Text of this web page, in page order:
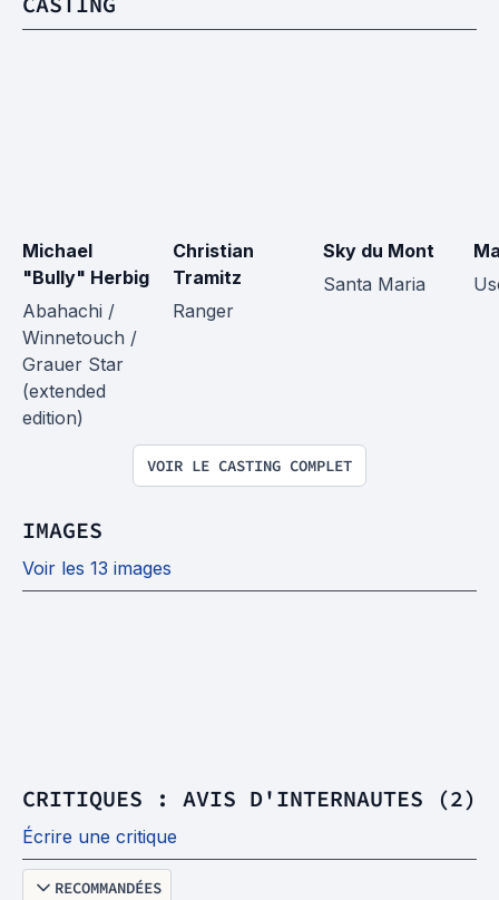
Michael
"Bully" Herbig
Abahachi /
Winnetouch /
Grauer Star
(extended
edition)
Christian
Tramitz
Ranger
Sky du Mont
Santa Maria
VOIR LE CASTING COMPLET
IMAGES
Voir les 13 images
CRITIQUES : AVIS D'INTERNAUTES (2)
Écrire une critique
RECOMMANDÉES